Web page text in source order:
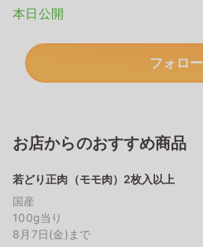
本日公開
フォロー
お店からのおすすめ商品
若どり正肉（モモ肉）2枚入以上
国産
100g当り
8月7日(金)まで